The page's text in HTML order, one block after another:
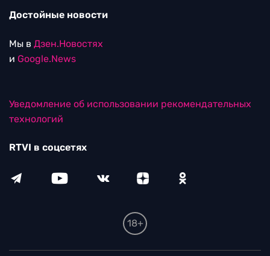
Достойные новости
Мы в Дзен.Новостях
и Google.News
Уведомление об использовании рекомендательных
технологий
RTVI в соцсетях
18+